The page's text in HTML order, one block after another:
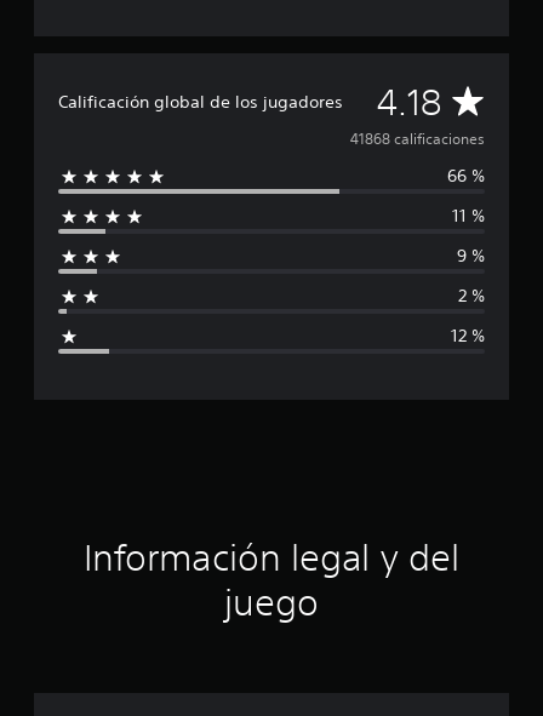
Calificación global de los jugadores 4.18 C
a
l
a
ó
r
41868 calificaciones
66 %
11 %
9 %
2 %
12 %
Información legal y del
juego